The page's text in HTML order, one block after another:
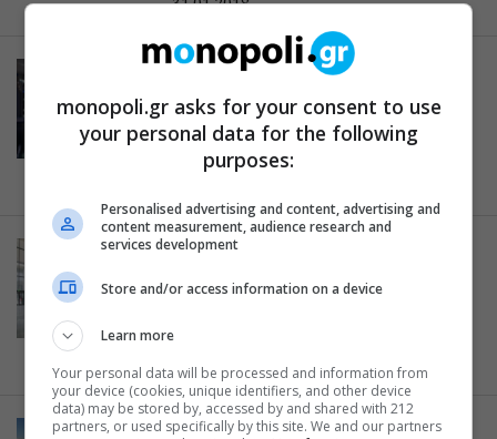
Summer Nostos Festival:
Εκδηλώσεις της Εθνικής
Βιβλιοθήκης
ΕΚΔΗΛΩΣΕΙΣ
Σημεία Ανάγνωσης: Ανοιχτή
Βιβλιοθήκη
24.04.2017
ΕΚΔΗΛΩΣΕΙΣ
monopoli.gr asks for your consent to use
your personal data for the following
purposes:
Personalised advertising and content, advertising and
content measurement, audience research and
services development
Store and/or access information on a device
Learn more
Your personal data will be processed and information from
your device (cookies, unique identifiers, and other device
data) may be stored by, accessed by and shared with 212
partners, or used specifically by this site. We and our partners